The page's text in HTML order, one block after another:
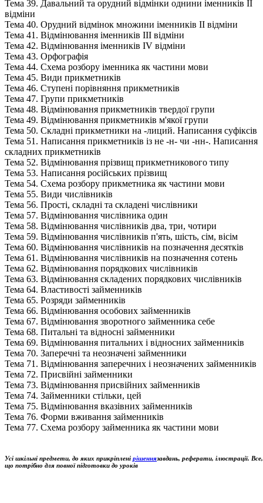
Тема 39. Давальний та орудний відмінки однини іменників II
відміни
Тема 40. Орудний відмінок множини іменників II відміни
Тема 41. Відмінювання іменників III відміни
Тема 42. Відмінювання іменників IV відміни
Тема 43. Орфографія
Тема 44. Схема розбору іменника як частини мови
Тема 45. Види прикметників
Тема 46. Ступені порівняння прикметників
Тема 47. Групи прикметників
Тема 48. Відмінювання прикметників твердої групи
Тема 49. Відмінювання прикметників м'якої групи
Тема 50. Складні прикметники на -лиций. Написання суфіксів
Тема 51. Написання прикметників із не -н- чи -нн-. Написання
складних прикметників
Тема 52. Відмінювання прізвищ прикметникового типу
Тема 53. Написання російських прізвищ
Тема 54. Схема розбору прикметника як частини мови
Тема 55. Види числівників
Тема 56. Прості, складні та складені числівники
Тема 57. Відмінювання числівника один
Тема 58. Відмінювання числівників два, три, чотири
Тема 59. Відмінювання числівників п'ять, шість, сім, вісім
Тема 60. Відмінювання числівників на позначення десятків
Тема 61. Відмінювання числівників на позначення сотень
Тема 62. Відмінювання порядкових числівників
Тема 63. Відмінювання складених порядкових числівників
Тема 64. Властивості займенників
Тема 65. Розряди займенників
Тема 66. Відмінювання особових займенників
Тема 67. Відмінювання зворотного займенника себе
Тема 68. Питальні та відносні займенники
Тема 69. Відмінювання питальних і відносних займенників
Тема 70. Заперечні та неозначені займенники
Тема 71. Відмінювання заперечних і неозначених займенників
Тема 72. Присвійні займенники
Тема 73. Відмінювання присвійних займенників
Тема 74. Займенники стільки, цей
Тема 75. Відмінювання вказівних займенників
Тема 76. Форми вживання займенників
Тема 77. Схема розбору займенника як частини мови
Усі шкільні предмети, до яких прикріплені рішеннязавдань, реферати, ілюстрації. Все,
що потрібно для повної підготовки до уроків